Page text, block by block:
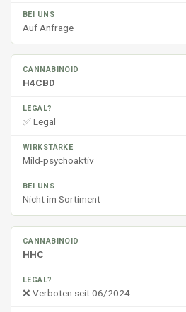
Auf Anfrage
H4CBD
✅ Legal
Mild-psychoaktiv
Nicht im Sortiment
HHC
❌ Verboten seit 06/2024